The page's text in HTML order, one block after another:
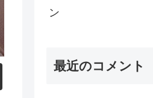
ン
最近のコメント